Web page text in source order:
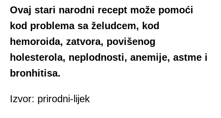
Ovaj stari narodni recept može pomoći
kod problema sa želudcem, kod
hemoroida, zatvora, povišenog
holesterola, neplodnosti, anemije, astme i
bronhitisa.
Izvor: prirodni-lijek